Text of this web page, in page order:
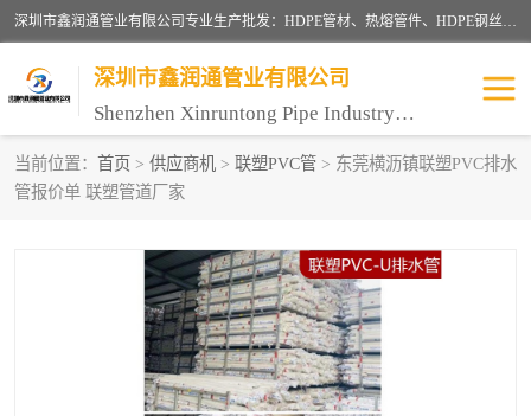
深圳市鑫润通管业有限公司专业生产批发：HDPE管材、热熔管件、HDPE钢丝骨架管、电熔管件、HDPE双壁波纹管、MPP电力管、井盖、PVC管材管件、PPR管材管件等；公司自创建以来，始终秉承“团结、务实、创新、守信”的服务宗旨，凭借专业的服务以及多年的勤奋拼搏，发展成为一家专业销售各种管材管件，绝缘电工套管及配件等系列产品的贸易公司。
深圳市鑫润通管业有限公司
Shenzhen Xinruntong Pipe Industry Co., Ltd
当前位置： 首页 > 供应商机 > 联塑PVC管 > 东莞横沥镇联塑PVC排水
管报价单 联塑管道厂家
HDPE管材给水管
HDPE双壁波纹管 HDPE电力通讯管
UPVC电力通讯管 MPP电力通信管
联塑PPR管